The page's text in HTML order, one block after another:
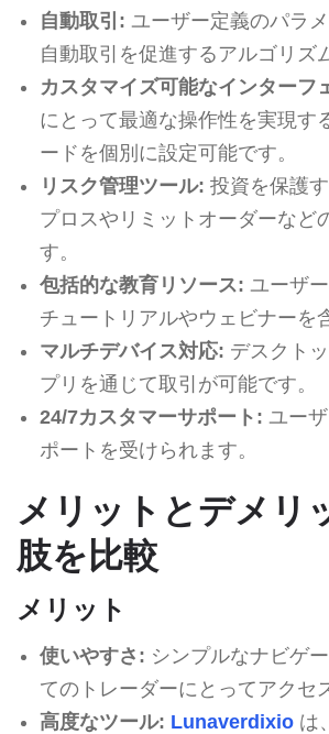
自動取引: ユーザー定義のパラ
自動取引を促進するアルゴリズ
カスタマイズ可能なインターフ
にとって最適な操作性を実現す
ードを個別に設定可能です。
リスク管理ツール: 投資を保護
プロスやリミットオーダーなど
す。
包括的な教育リソース: ユーザ
チュートリアルやウェビナーを
マルチデバイス対応: デスクト
プリを通じて取引が可能です。
24/7カスタマーサポート: ユー
ポートを受けられます。
メリットとデメリ
肢を比較
メリット
使いやすさ: シンプルなナビゲ
てのトレーダーにとってアクセ
高度なツール: Lunaverdixioは